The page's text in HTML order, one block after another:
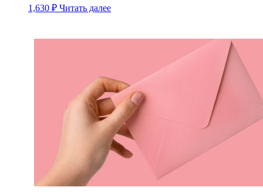
1,630 ₽ Читать далее